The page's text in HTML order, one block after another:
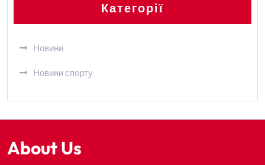
Категорії
Новини
Новини спорту
About Us